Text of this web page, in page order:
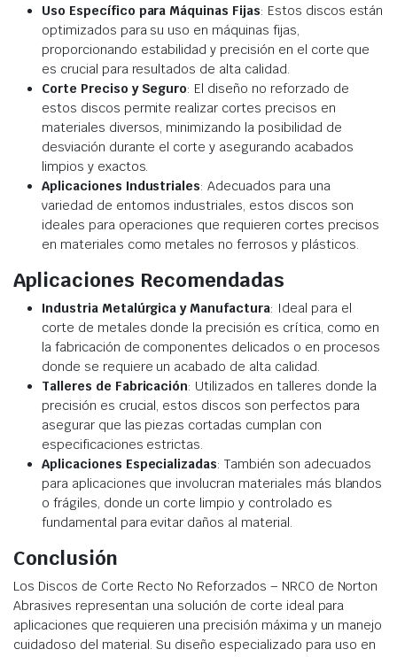
Uso Específico para Máquinas Fijas: Estos discos están
optimizados para su uso en máquinas fijas,
proporcionando estabilidad y precisión en el corte que
es crucial para resultados de alta calidad.
Corte Preciso y Seguro: El diseño no reforzado de
estos discos permite realizar cortes precisos en
materiales diversos, minimizando la posibilidad de
desviación durante el corte y asegurando acabados
limpios y exactos.
Aplicaciones Industriales: Adecuados para una
variedad de entornos industriales, estos discos son
ideales para operaciones que requieren cortes precisos
en materiales como metales no ferrosos y plásticos.
Aplicaciones Recomendadas
Industria Metalúrgica y Manufactura: Ideal para el
corte de metales donde la precisión es crítica, como en
la fabricación de componentes delicados o en procesos
donde se requiere un acabado de alta calidad.
Talleres de Fabricación: Utilizados en talleres donde la
precisión es crucial, estos discos son perfectos para
asegurar que las piezas cortadas cumplan con
especificaciones estrictas.
Aplicaciones Especializadas: También son adecuados
para aplicaciones que involucran materiales más blandos
o frágiles, donde un corte limpio y controlado es
fundamental para evitar daños al material.
Conclusión
Los Discos de Corte Recto No Reforzados – NRCO de Norton
Abrasives representan una solución de corte ideal para
aplicaciones que requieren una precisión máxima y un manejo
cuidadoso del material. Su diseño especializado para uso en